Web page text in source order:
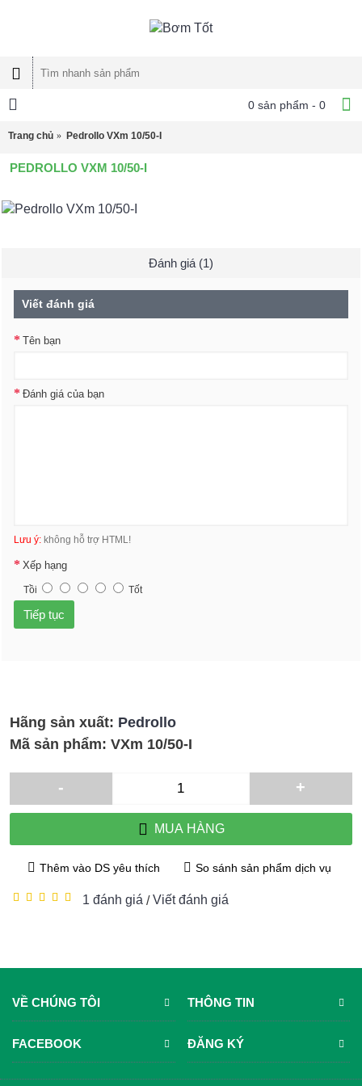
0 sản phẩm - 0
Trang chủ Pedrollo VXm 10/50-I
PEDROLLO VXM 10/50-I
Đánh giá (1)
Viết đánh giá
Tên bạn
Đánh giá của bạn
Lưu ý: không hỗ trợ HTML!
Xếp hạng
Tồi Tốt
Tiếp tục
Hãng sản xuất: Pedrollo
Mã sản phẩm: VXm 10/50-I
- +
MUA HÀNG
Thêm vào DS yêu thích So sánh sản phẩm dịch vụ
1 đánh giá /Viết đánh giá
VỀ CHÚNG TÔI THÔNG TIN
FACEBOOK ĐĂNG KÝ